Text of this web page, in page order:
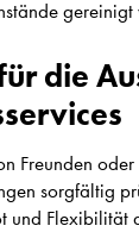
gereinigt
die
Freunden
sorgfältig
und Flexibilität